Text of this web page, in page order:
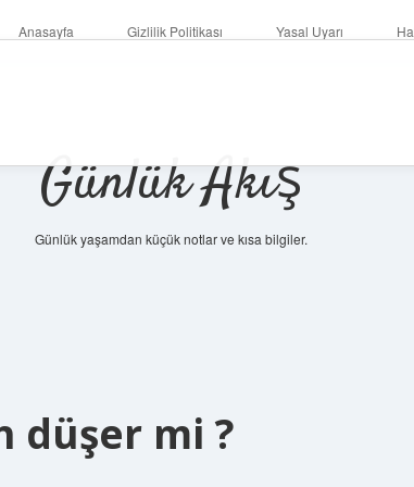
Anasayfa Gizlilik Politikası Yasal Uyarı
Günlük Akış
Günlük yaşamdan küçük notlar ve kısa bilgiler.
düşer mi ?